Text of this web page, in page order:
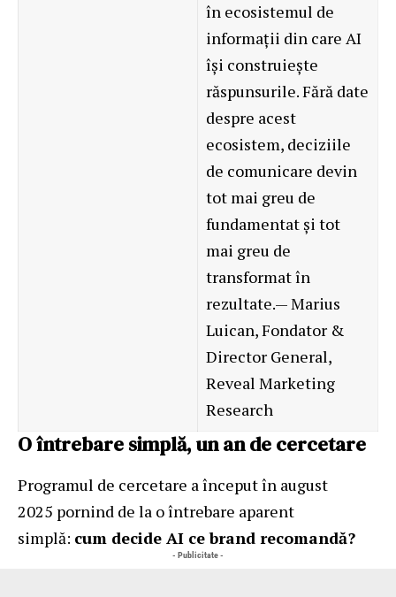
în ecosistemul de
informații din care AI
își construiește
răspunsurile. Fără date
despre acest
ecosistem, deciziile
de comunicare devin
tot mai greu de
fundamentat și tot
mai greu de
transformat în
rezultate.— Marius
Luican, Fondator &
Director General,
Reveal Marketing
Research
O întrebare simplă, un an de cercetare
Programul de cercetare a început în august
2025 pornind de la o întrebare aparent
simplă: cum decide AI ce brand recomandă?
- Publicitate -